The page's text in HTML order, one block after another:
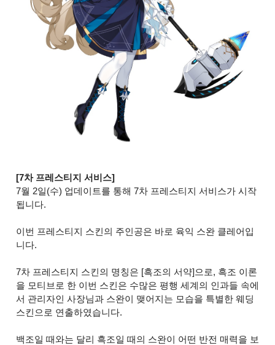
[7차 프레스티지 서비스]
7월 2일(수) 업데이트를 통해 7차 프레스티지 서비스가 시작
됩니다.
이번 프레스티지 스킨의 주인공은 바로 육익 스완 클레어입
니다.
7차 프레스티지 스킨의 명칭은 [흑조의 서약]으로, 흑조 이론
을 모티브로 한 이번 스킨은 수많은 평행 세계의 인과들 속에
서 관리자인 사장님과 스완이 맺어지는 모습을 특별한 웨딩
스킨으로 연출하였습니다.
백조일 때와는 달리 흑조일 때의 스완이 어떤 반전 매력을 보